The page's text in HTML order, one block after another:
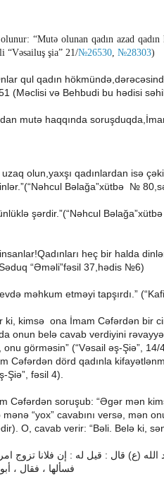
“Mutə olunan qadın azad
“Vəsailuş şia” 21/№26530, №28303)
qul qadın
(Məclisi və Behbudi bu hədisi
mutə haqqında
olun,yaxşı qadınlardan isə
Bəlağa”xütbə №
şərdir.”(“Nəhcul
heç bir halda
“Əməli”fəsil 37,hədis №6)
məhkum etməyi tapşırdı.”
ki, kimsə ona İmam Cəfərdən bir
onun belə cavab verdiyini
görməsin” (“Vəsail əş-Şiə”,
Cəfərdən dörd qadınla
Şiə”, fəsil 4).
Cəfərdən soruşub: “Əgər mən
mənə “yox” cavabını versə, mən
O, cavab verir: “Bəli. Belə ki,
الله (ع) قال : قيل له : إن فلانا تزوج
فسألها ، فقال ، أبو